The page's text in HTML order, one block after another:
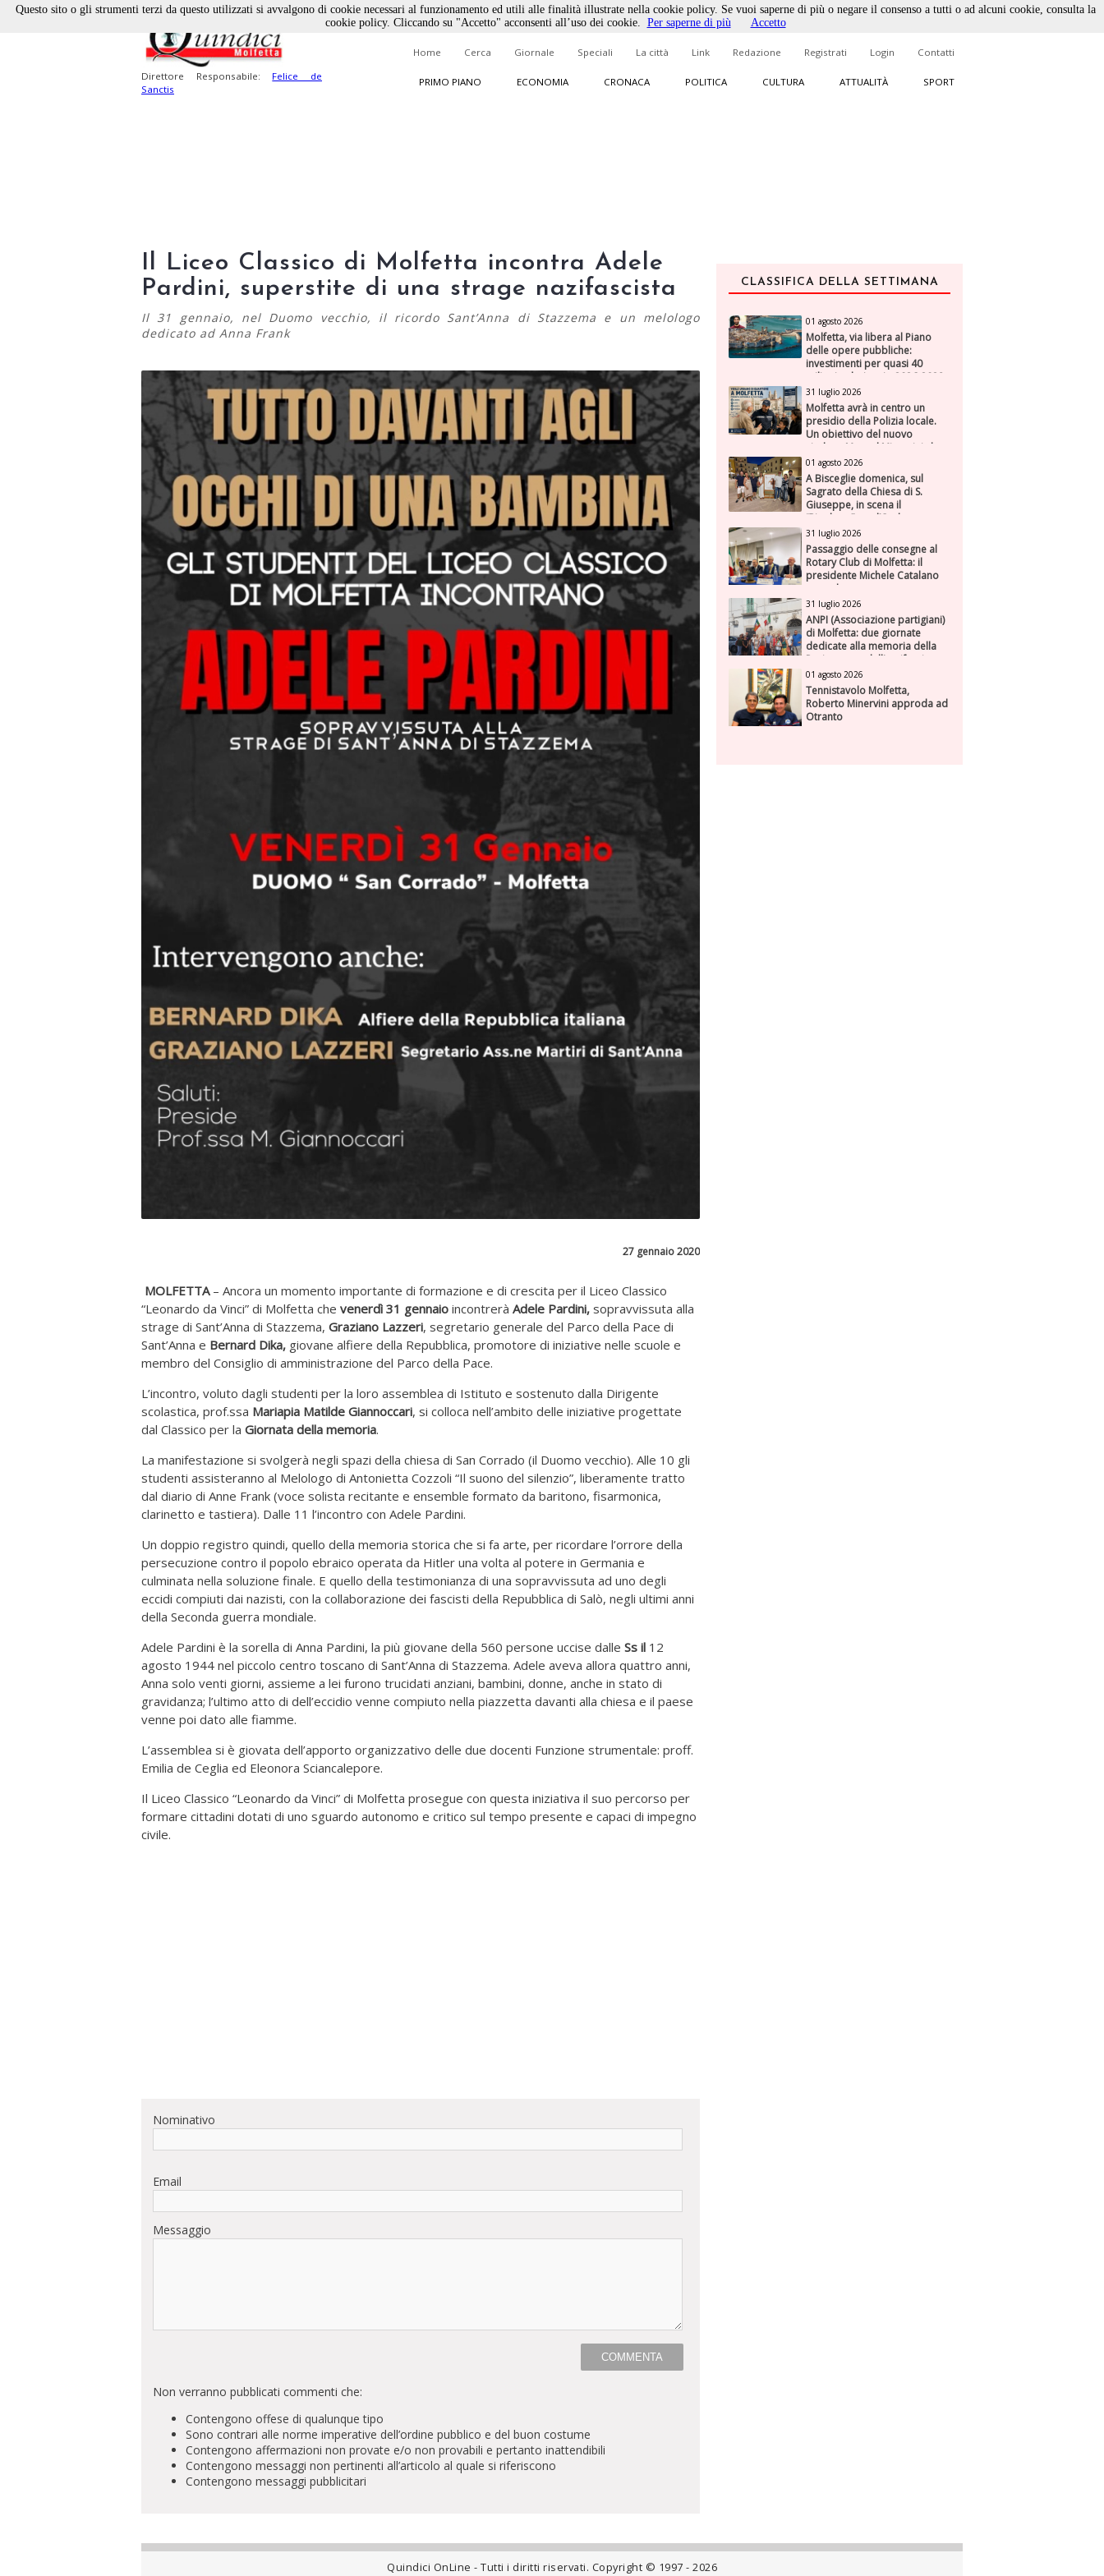
Direttore Responsabile: Felice de
Sanctis
Home Cerca Giornale Speciali La città Link Redazione Registrati Login Contatti
PRIMO PIANO ECONOMIA CRONACA POLITICA CULTURA ATTUALITÀ SPORT
Il Liceo Classico di Molfetta incontra Adele
Pardini, superstite di una strage nazifascista
Il 31 gennaio, nel Duomo vecchio, il ricordo Sant’Anna di Stazzema e un melologo
dedicato ad Anna Frank
27 gennaio 2020
MOLFETTA– Ancora un momento importante di formazione e di crescita per il Liceo Classico
“Leonardo da Vinci” di Molfetta che venerdì 31 gennaio incontrerà Adele Pardini, sopravvissuta alla
strage di Sant’Anna di Stazzema, Graziano Lazzeri, segretario generale del Parco della Pace di
Sant’Anna e Bernard Dika, giovane alfiere della Repubblica, promotore di iniziative nelle scuole e
membro del Consiglio di amministrazione del Parco della Pace.
L’incontro, voluto dagli studenti per la loro assemblea di Istituto e sostenuto dalla Dirigente
scolastica, prof.ssa Mariapia Matilde Giannoccari, si colloca nell’ambito delle iniziative progettate
dal Classico per la Giornata della memoria.
La manifestazione si svolgerà negli spazi della chiesa di San Corrado (il Duomo vecchio). Alle 10 gli
studenti assisteranno al Melologo di Antonietta Cozzoli “Il suono del silenzio”, liberamente tratto
dal diario di Anne Frank (voce solista recitante e ensemble formato da baritono, fisarmonica,
clarinetto e tastiera). Dalle 11 l’incontro con Adele Pardini.
Un doppio registro quindi, quello della memoria storica che si fa arte, per ricordare l’orrore della
persecuzione contro il popolo ebraico operata da Hitler una volta al potere in Germania e
culminata nella soluzione finale. E quello della testimonianza di una sopravvissuta ad uno degli
eccidi compiuti dai nazisti, con la collaborazione dei fascisti della Repubblica di Salò, negli ultimi anni
della Seconda guerra mondiale.
Adele Pardini è la sorella di Anna Pardini, la più giovane della 560 persone uccise dalle Ss il 12
agosto 1944 nel piccolo centro toscano di Sant’Anna di Stazzema. Adele aveva allora quattro anni,
Anna solo venti giorni, assieme a lei furono trucidati anziani, bambini, donne, anche in stato di
gravidanza; l’ultimo atto di dell’eccidio venne compiuto nella piazzetta davanti alla chiesa e il paese
venne poi dato alle fiamme.
L’assemblea si è giovata dell’apporto organizzativo delle due docenti Funzione strumentale: proff.
Emilia de Ceglia ed Eleonora Sciancalepore.
Il Liceo Classico “Leonardo da Vinci” di Molfetta prosegue con questa iniziativa il suo percorso per
formare cittadini dotati di uno sguardo autonomo e critico sul tempo presente e capaci di impegno
civile.
Nominativo
Email
Messaggio
Non verranno pubblicati commenti che:
Contengono offese di qualunque tipo
Sono contrari alle norme imperative dell’ordine pubblico e del buon costume
Contengono affermazioni non provate e/o non provabili e pertanto inattendibili
Contengono messaggi non pertinenti all’articolo al quale si riferiscono
Contengono messaggi pubblicitari
CLASSIFICA DELLA SETTIMANA
01 agosto 2026
Molfetta, via libera al Piano
delle opere pubbliche:
investimenti per quasi 40
milioni nel triennio 2026-2028
31 luglio 2026
Molfetta avrà in centro un
presidio della Polizia locale.
Un obiettivo del nuovo
sindaco Manuel Minervini che
diviene realtà, con la speranza
di maggiore efficienza e
presenza sul territorio
01 agosto 2026
A Bisceglie domenica, sul
Sagrato della Chiesa di S.
Giuseppe, in scena il
“Rigoletto” con l’Orchestra
Sinfonica Federiciana
31 luglio 2026
Passaggio delle consegne al
Rotary Club di Molfetta: il
presidente Michele Catalano
succede a se stesso
31 luglio 2026
ANPI (Associazione partigiani)
di Molfetta: due giornate
dedicate alla memoria della
Resistenza e dell'antifascismo
01 agosto 2026
Tennistavolo Molfetta,
Roberto Minervini approda ad
Otranto
Quindici OnLine - Tutti i diritti riservati. Copyright © 1997 - 2026
Questo sito o gli strumenti terzi da questo utilizzati si avvalgono di cookie necessari al funzionamento ed utili alle finalità illustrate nella cookie policy. Se vuoi saperne di più o negare il consenso a tutti o ad alcuni cookie, consulta la
cookie policy. Cliccando su "Accetto" acconsenti all’uso dei cookie. Per saperne di più Accetto